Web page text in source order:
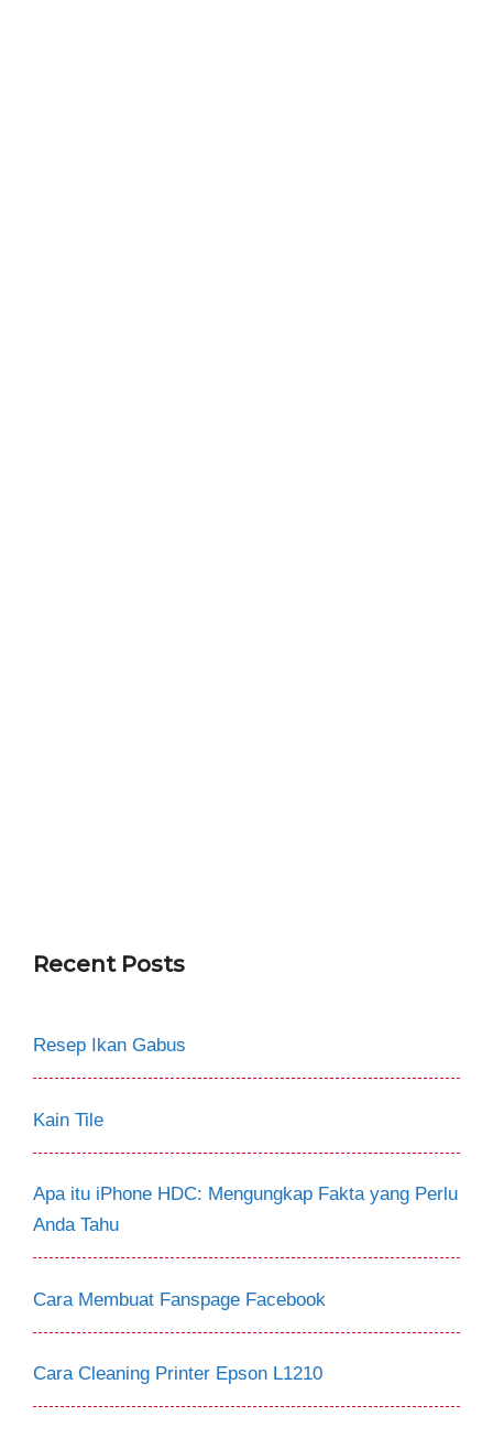
Recent Posts
Resep Ikan Gabus
Kain Tile
Apa itu iPhone HDC: Mengungkap Fakta yang Perlu
Anda Tahu
Cara Membuat Fanspage Facebook
Cara Cleaning Printer Epson L1210